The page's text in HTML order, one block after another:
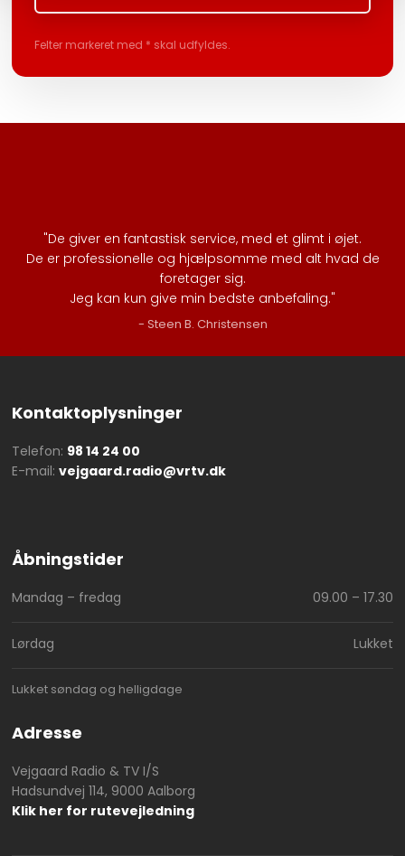
Felter markeret med * skal udfyldes.​
"De giver en fantastisk service, med et glimt i øjet.
De er professionelle og hjælpsomme med alt hvad de
foretager sig.
Jeg kan kun give min bedste anbefaling.​"
- Steen B. Christensen​
Kontaktoplysninger
Telefon: 98 14 24 00
E-mail: vejgaard.radio@vrtv.dk
Åbningstider​
Mandag – fredag 09.00 – 17.30​
Lørdag Lukket
Lukket søndag og helligdage
Adresse
Vejgaard Radio & TV I/S
Hadsundvej 114, 9000 Aalborg
Klik her for rutevejledning